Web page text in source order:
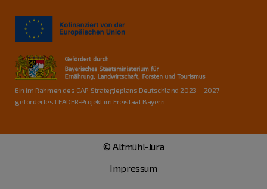
Ein im Rahmen des GAP-Strategieplans Deutschland 2023 – 2027
gefördertes LEADER-Projekt im Freistaat Bayern.
© Altmühl-Jura
Impressum